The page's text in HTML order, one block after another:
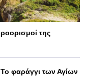
της
φαράγγι των Αγίων